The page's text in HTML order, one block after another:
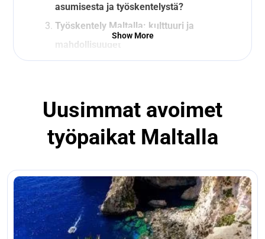
asumisesta ja työskentelystä?
Työskentely Maltalla: kulttuuri ja
mahdollisuudet
Näin löydät asunnon Maltalta
Asiat, jotka sinun tulee hoitaa
muuttaessasi Maltalle
Suosituimmat kaupungit Maltalla
Show More
Uusimmat avoimet
työpaikat Maltalla